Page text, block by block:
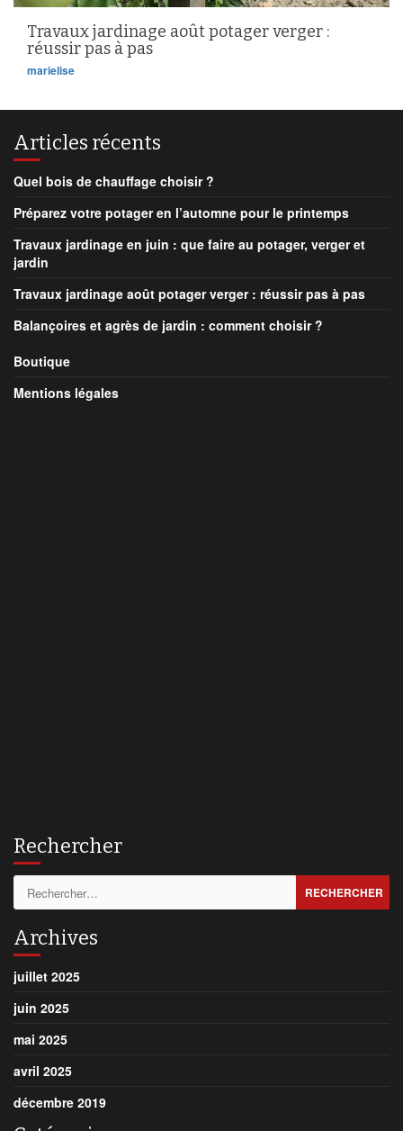
Travaux jardinage août potager verger :
réussir pas à pas
marielise
Articles récents
Quel bois de chauffage choisir ?
Préparez votre potager en l’automne pour le printemps
Travaux jardinage en juin : que faire au potager, verger et
jardin
Travaux jardinage août potager verger : réussir pas à pas
Balançoires et agrès de jardin : comment choisir ?
Boutique
Mentions légales
Rechercher
Archives
juillet 2025
juin 2025
mai 2025
avril 2025
décembre 2019